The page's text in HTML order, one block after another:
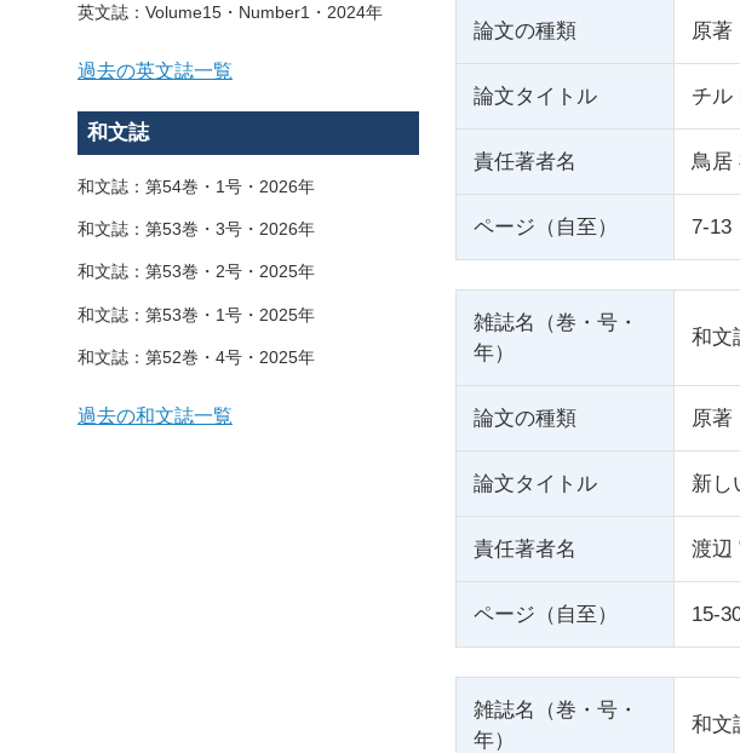
論文の種類 原著
論文タイトル チル
責任著者名 鳥居
ページ（自至） 7-13
雑誌名（巻・号・
年）
和文
論文の種類 原著
論文タイトル 新し
責任著者名 渡辺
ページ（自至） 15-
雑誌名（巻・号・
年）
和文
英文誌：Volume15・Number1・2024年
過去の英文誌一覧
和文誌
和文誌：第54巻・1号・2026年
和文誌：第53巻・3号・2026年
和文誌：第53巻・2号・2025年
和文誌：第53巻・1号・2025年
和文誌：第52巻・4号・2025年
過去の和文誌一覧